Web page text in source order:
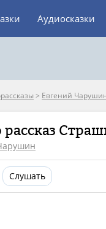
Аудиосказки
> Евгений
Слушать